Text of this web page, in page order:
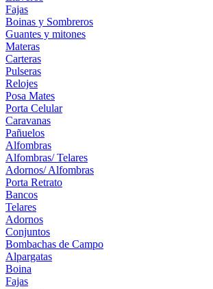
Fajas
Boinas y Sombreros
Guantes y mitones
Materas
Carteras
Pulseras
Relojes
Posa Mates
Porta Celular
Caravanas
Pañuelos
Alfombras
Alfombras/ Telares
Adornos/ Alfombras
Porta Retrato
Bancos
Telares
Adornos
Conjuntos
Bombachas de Campo
Alpargatas
Boina
Fajas